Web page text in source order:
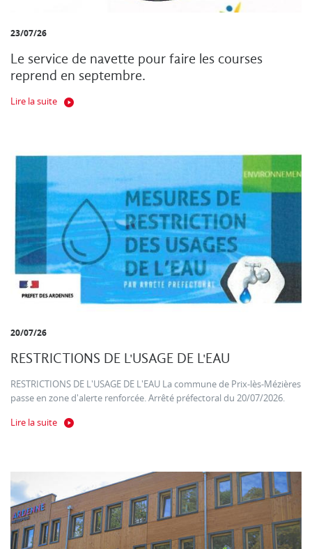
23/07/26
Le service de navette pour faire les courses
reprend en septembre.
Lire la suite
20/07/26
RESTRICTIONS DE L'USAGE DE L'EAU
RESTRICTIONS DE L'USAGE DE L'EAU La commune de Prix-lès-Mézières
passe en zone d'alerte renforcée. Arrêté préfectoral du 20/07/2026.
Lire la suite